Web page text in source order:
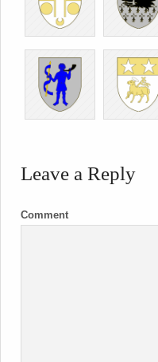
Leave a Reply
Comment